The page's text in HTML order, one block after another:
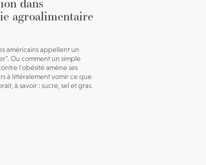
agroalimentaire
américains appellent un
Ou comment un simple
l'obésité amène ses
à littéralement vomir ce que
à savoir : sucre, sel et gras.